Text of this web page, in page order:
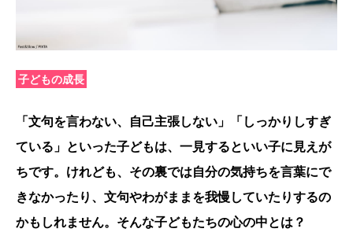
子どもの成長
「文句を言わない、自己主張しない」「しっかりしすぎ
ている」といった子どもは、一見するといい子に見えが
ちです。けれども、その裏では自分の気持ちを言葉にで
きなかったり、文句やわがままを我慢していたりするの
かもしれません。そんな子どもたちの心の中とは？